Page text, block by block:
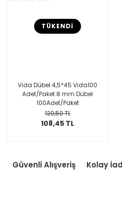
TÜKENDİ
Vida Dübel 4,5*45 Vida100
Adet/Paket 8 mm Dübel
100Adet/Paket
120,50 TL
108,45 TL
Güvenli Alışveriş Kolay